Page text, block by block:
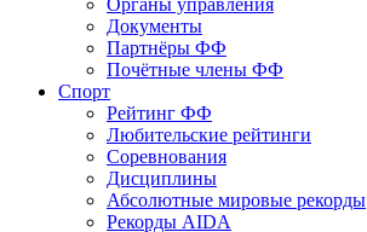
Органы управления
Документы
Партнёры ФФ
Почётные члены ФФ
Спорт
Рейтинг ФФ
Любительские рейтинги
Соревнования
Дисциплины
Абсолютные мировые рекорды
Рекорды AIDA